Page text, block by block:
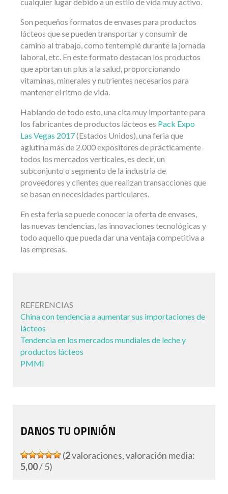
cualquier lugar debido a un estilo de vida muy activo.
Son pequeños formatos de envases para productos
lácteos que se pueden transportar y consumir de
camino al trabajo, como tentempié durante la jornada
laboral, etc. En este formato destacan los productos
que aportan un plus a la salud, proporcionando
vitaminas, minerales y nutrientes necesarios para
mantener el ritmo de vida.
Hablando de todo esto, una cita muy importante para
los fabricantes de productos lácteos es Pack Expo
Las Vegas 2017(Estados Unidos), una feria que
aglutina más de 2.000 expositores de prácticamente
todos los mercados verticales, es decir, un
subconjunto o segmento de la industria de
proveedores y clientes que realizan transacciones que
se basan en necesidades particulares.
En esta feria se puede conocer la oferta de envases,
las nuevas tendencias, las innovaciones tecnológicas y
todo aquello que pueda dar una ventaja competitiva a
las empresas.
REFERENCIAS
China con tendencia a aumentar sus importaciones de
lácteos
Tendencia en los mercados mundiales de leche y
productos lácteos
PMMI
DANOS TU OPINIÓN
(2valoraciones, valoración media:
5,00/ 5)